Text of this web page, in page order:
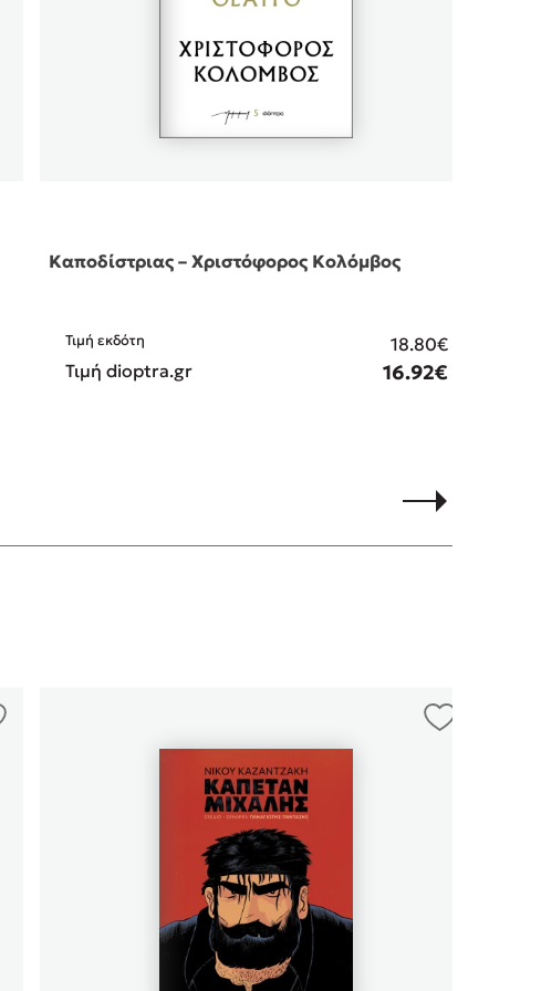
Καποδίστριας – Χριστόφορος Κολόμβος
Τιμή εκδότη
18.80€
Τιμή dioptra.gr
16.92€